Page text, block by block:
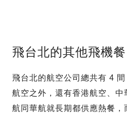
飛台北的其他飛機餐
飛台北的航空公司總共有 4
航空之外，還有香港航空、中
航同華航就長期都供應熱餐